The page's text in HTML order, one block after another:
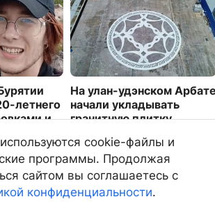
летнего
и
На улан-удэнском
начали укладывать
гранитную плитку
1332
cookie-файлы и
программы. Продолжая
сайтом вы соглашаетесь с
конфиденциальности.